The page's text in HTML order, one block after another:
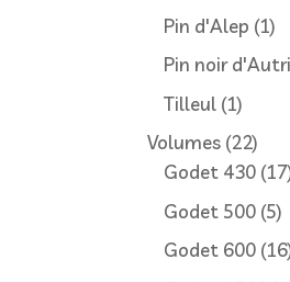
Pin d'Alep 11
Pin noir
Tilleul 11
produit
Volumes 2222
Godet 430 17
Godet 500 55
Godet 600 16